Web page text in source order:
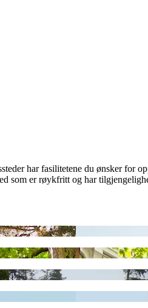
har fasilitetene du ønsker for
som er røykfritt og har